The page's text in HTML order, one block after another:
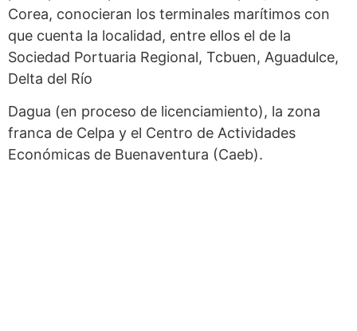
Corea, conocieran los terminales marítimos con
que cuenta la localidad, entre ellos el de la
Sociedad Portuaria Regional, Tcbuen, Aguadulce,
Delta del Río
Dagua (en proceso de licenciamiento), la zona
franca de Celpa y el Centro de Actividades
Económicas de Buenaventura (Caeb).